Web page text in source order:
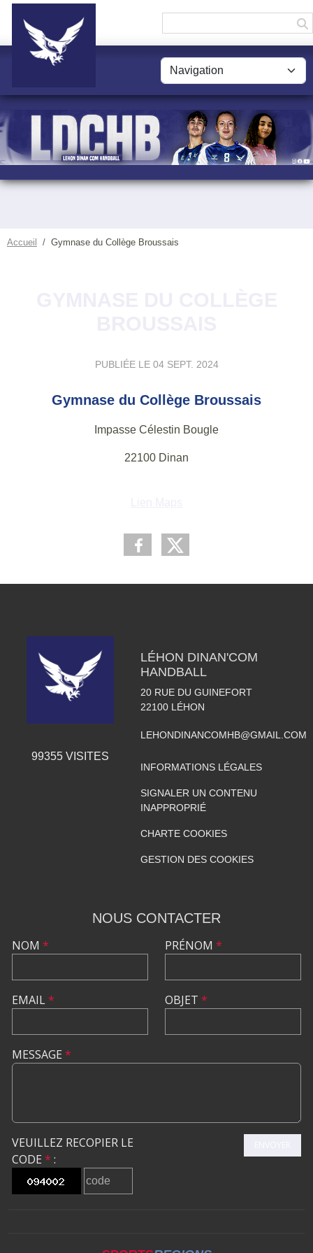
Accueil Gymnase du Collège Broussais
PUBLIÉE LE 04 SEPT. 2024
Gymnase du Collège Broussais
Impasse Célestin Bougle
22100 Dinan
99355VISITES
LÉHON DINAN'COM
HANDBALL
20 RUE DU GUINEFORT
22100 LÉHON
LEHONDINANCOMHB@GMAIL.COM
INFORMATIONS LÉGALES
SIGNALER UN CONTENU
INAPPROPRIÉ
CHARTE COOKIES
GESTION DES COOKIES
NOUS CONTACTER
NOM *
EMAIL*
PRÉNOM *
OBJET *
MESSAGE *
VEUILLEZ RECOPIER LE
CODE * :